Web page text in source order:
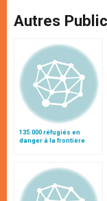
Autres
135.000 réfugiés en
danger à la frontière